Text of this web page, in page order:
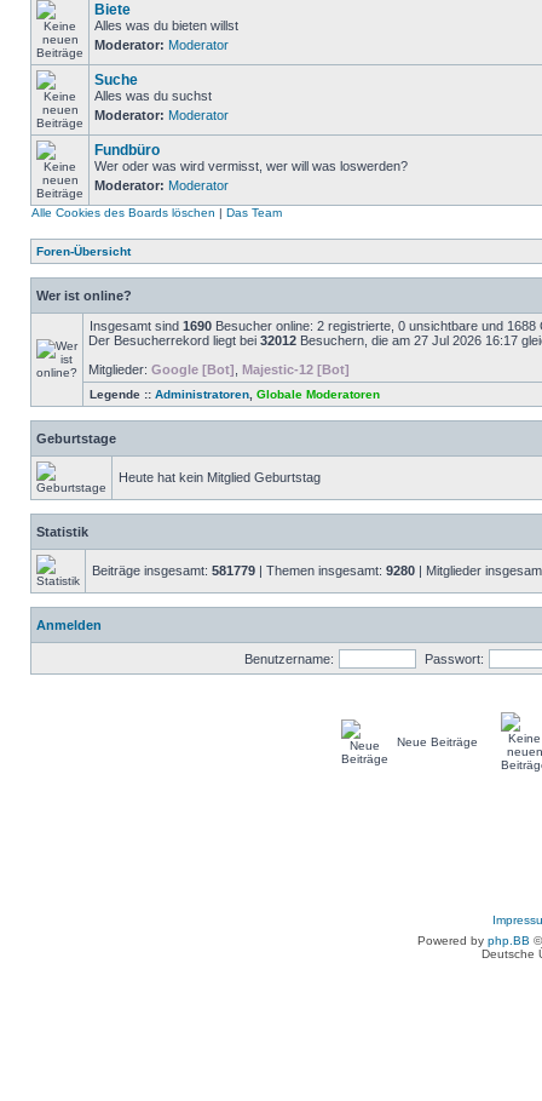
Biete
Alles was du bieten willst
Moderator: Moderator
Suche
Alles was du suchst
Moderator: Moderator
Fundbüro
Wer oder was wird vermisst, wer will was loswerden?
Moderator: Moderator
Alle Cookies des Boards löschen | Das Team
Foren-Übersicht
Wer ist online?
Insgesamt sind 1690 Besucher online: 2 registrierte, 0 unsichtbare und
Der Besucherrekord liegt bei 32012 Besuchern, die am 27 Jul 2026 16:17
Mitglieder: Google [Bot] Majestic-12 [Bot]
Legende :: Administratoren Globale Moderatoren
Geburtstage
Heute hat kein Mitglied Geburtstag
Statistik
Beiträge insgesamt: 581779 | Themen insgesamt: 9280 | Mitglieder
Anmelden
Benutzername: Passwort:
Neue Beiträge
Powered by php.BB
Deutsche